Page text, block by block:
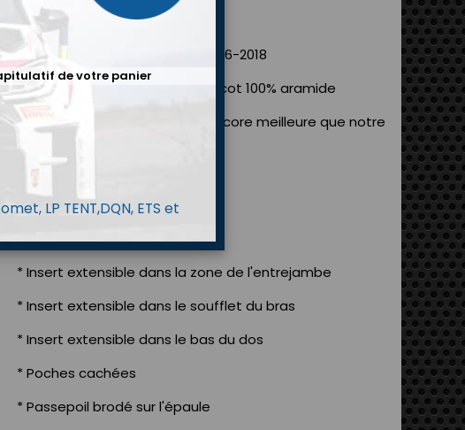
LE TOP
*Dernière homologation FIA 8856-2018
*Tissu 100% Nomex
doublé tricot 100% aramide
* Respirabilité remarquable (encore meilleure que notre
combinaison RS)
*3 couches 315 gr/m²
DÉTAILS TECHNIQUES
*Système R-FLEXI
* Insert extensible dans la zone de l'entrejambe
* Insert extensible dans le soufflet du bras
* Insert extensible dans le bas du dos
* Poches cachées
* Passepoil brodé sur l'épaule
de votre panier
LP TENT,DQN, ETS et